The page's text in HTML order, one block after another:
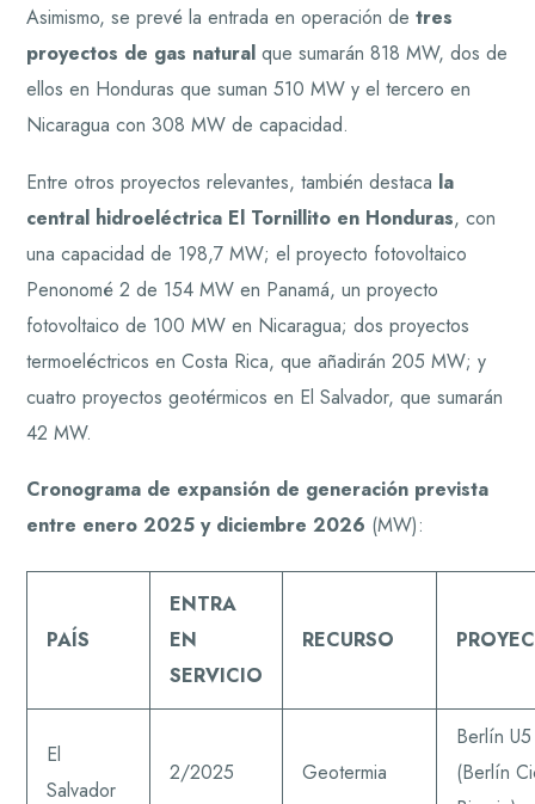
Asimismo, se prevé la entrada en operación detres
proyectos de gas natural que sumarán 818 MW, dos de
ellos en Honduras que suman 510 MW y el tercero en
Nicaragua con 308 MW de capacidad.
Entre otros proyectos relevantes, también destaca la
central hidroeléctrica El Tornillito en Honduras, con
una capacidad de 198,7 MW; el proyecto fotovoltaico
Penonomé 2 de 154 MW en Panamá, un proyecto
fotovoltaico de 100 MW en Nicaragua; dos proyectos
termoeléctricos en Costa Rica, que añadirán 205 MW; y
cuatro proyectos geotérmicos en El Salvador, que sumarán
42 MW.
Cronograma de expansión de generación prevista
entre enero 2025 y diciembre 2026 (MW):
PAÍS
ENTRA
EN
SERVICIO
RECURSO
El
Salvador
2/2025 Geotermia
Berlín U5
(Berlín